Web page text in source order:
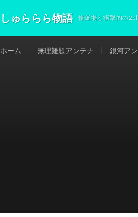
しゅららら物語 修羅場と衝撃的の
ホーム 無理難題アンテナ 銀河ア